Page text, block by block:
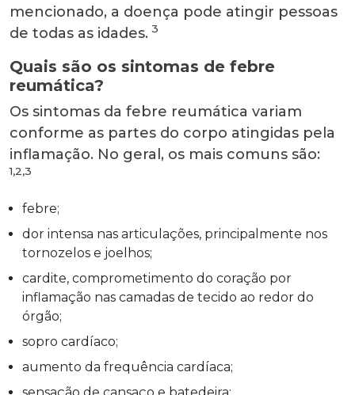
mencionado, a doença pode atingir pessoas
de todas as idades. 3
Quais são os sintomas de febre
reumática?
Os sintomas da febre reumática variam
conforme as partes do corpo atingidas pela
inflamação. No geral, os mais comuns são:
1,2,3
febre;
dor intensa nas articulações, principalmente nos
tornozelos e joelhos;
cardite, comprometimento do coração por
inflamação nas camadas de tecido ao redor do
órgão;
sopro cardíaco;
aumento da frequência cardíaca;
sensação de cansaço e batedeira;